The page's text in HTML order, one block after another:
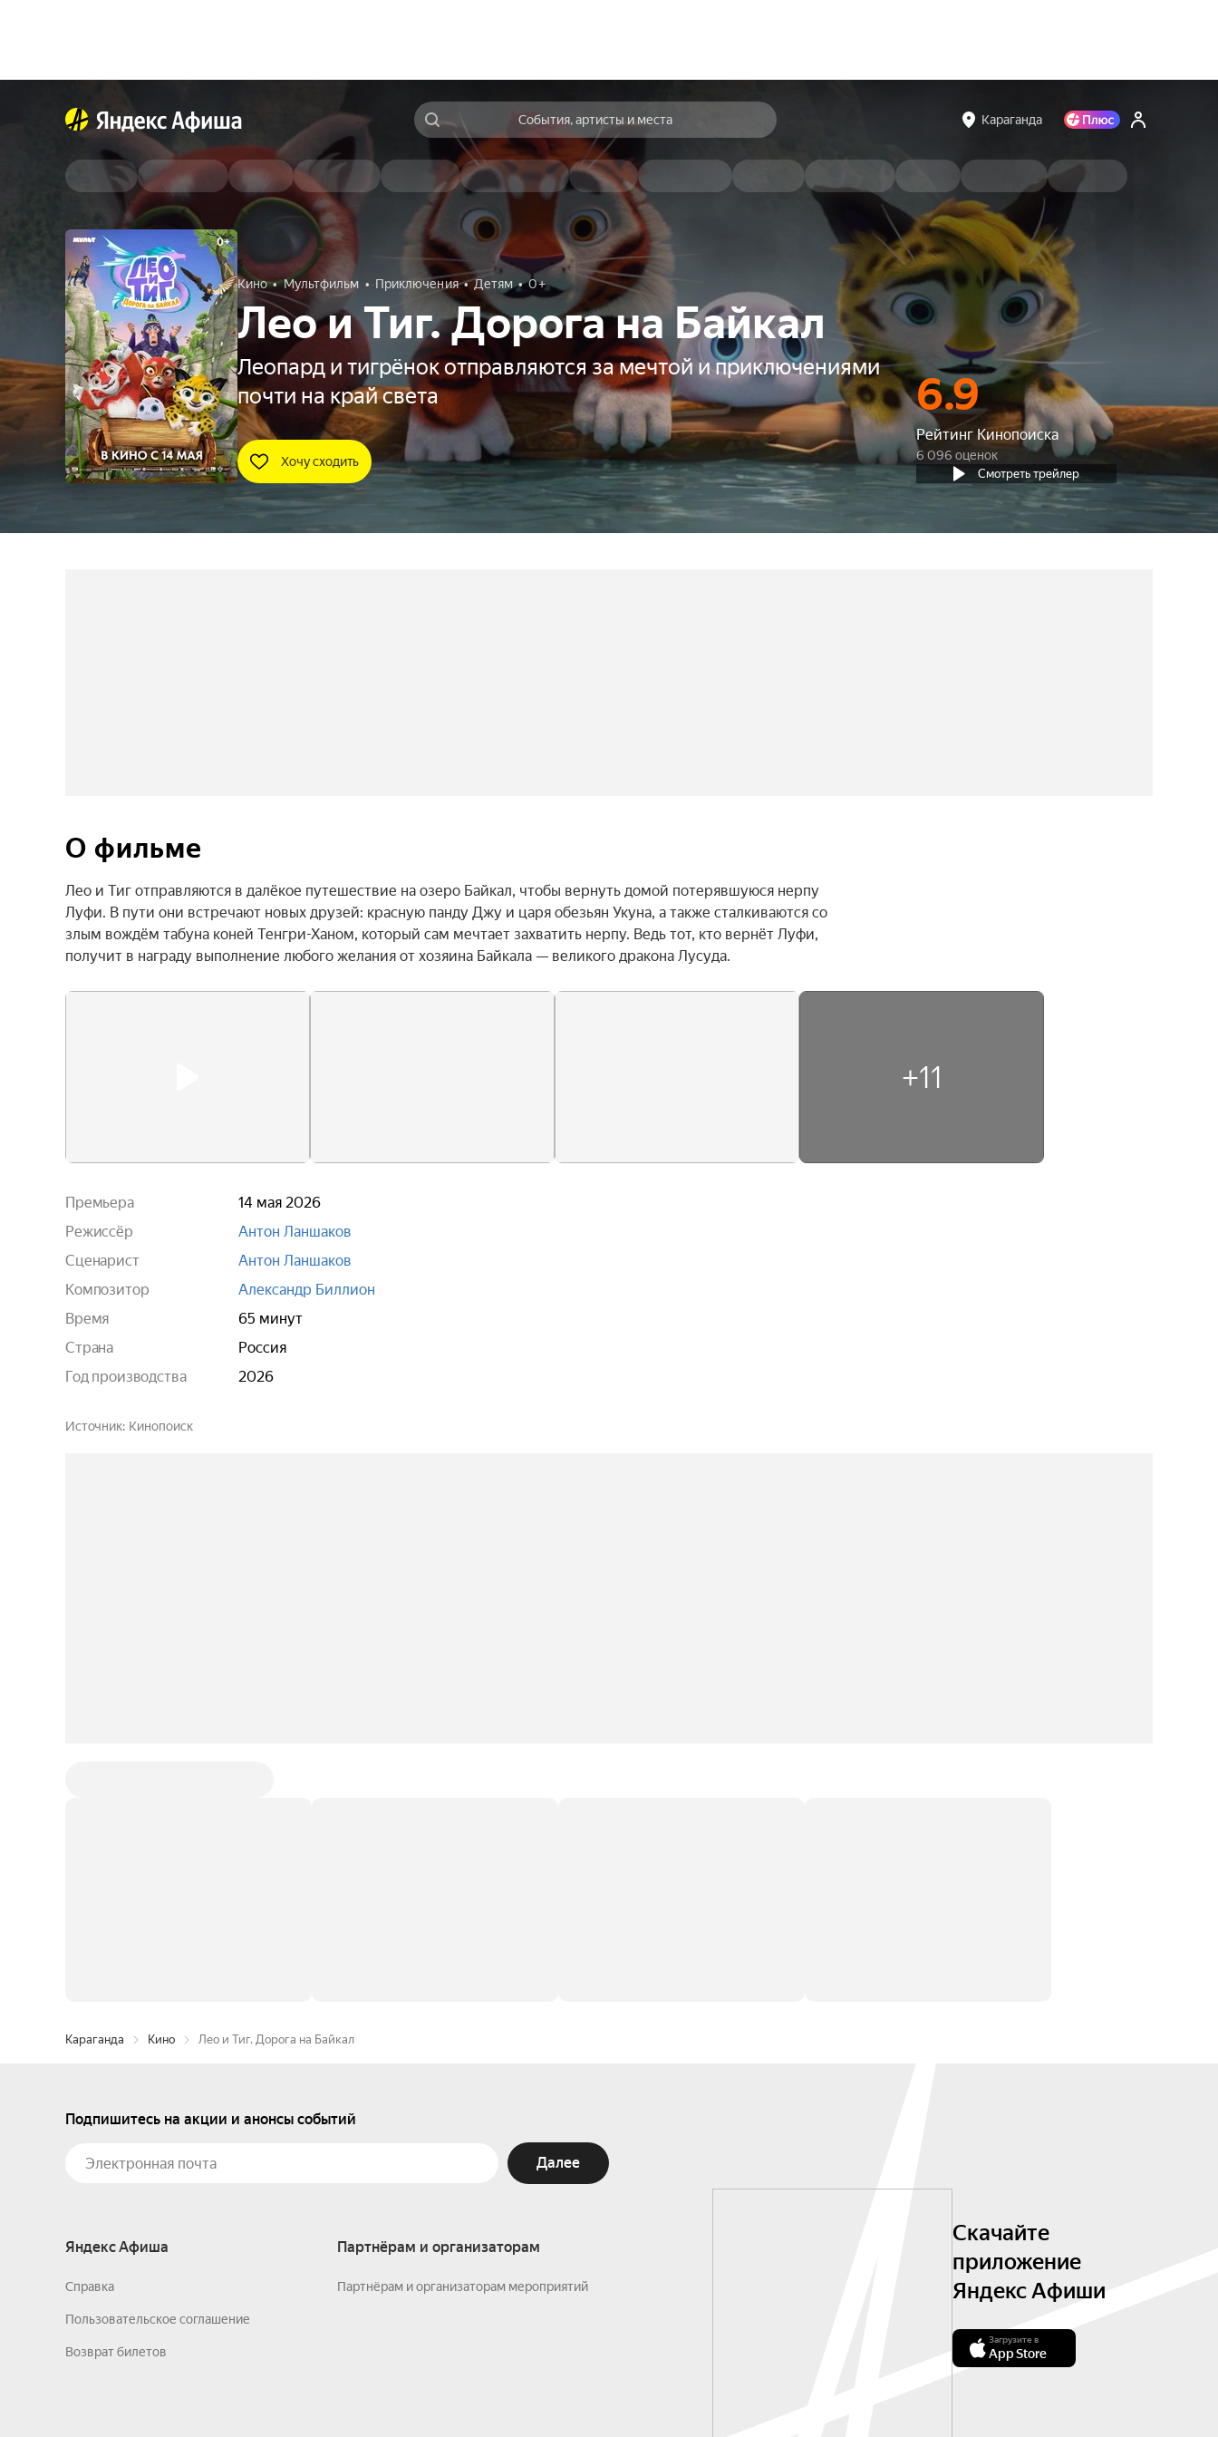
События, артисты и места Караганда
Кино Мультфильм Приключения Детям 0+
Лео и Тиг. Дорога на Байкал
Леопард и тигрёнок отправляются за мечтой и приключениями
почти на край света
Хочу сходить
6.9
Рейтинг Кинопоиска
6 096 оценок
Смотреть трейлер
О фильме
Лео и Тиг отправляются в далёкое путешествие на озеро Байкал, чтобы вернуть домой потерявшуюся нерпу
Луфи. В пути они встречают новых друзей: красную панду Джу и царя обезьян Укуна, а также сталкиваются со
злым вождём табуна коней Тенгри-Ханом, который сам мечтает захватить нерпу. Ведь тот, кто вернёт Луфи,
получит в награду выполнение любого желания от хозяина Байкала — великого дракона Лусуда.
+11
Премьера
14 мая 2026
Режиссёр
Антон Ланшаков
Сценарист
Антон Ланшаков
Композитор
Александр Биллион
Время
65 минут
Страна
Россия
Год производства
2026
Источник Кинопоиск
Караганда Кино Лео и Тиг. Дорога на Байкал
Подпишитесь на акции и анонсы событий
Далее
Яндекс Афиша
Справка
Пользовательское соглашение
Возврат билетов
Партнёрам и организаторам
Партнёрам и организаторам мероприятий
Скачайте
приложение
Яндекс Афиши
Загрузите в
App Store